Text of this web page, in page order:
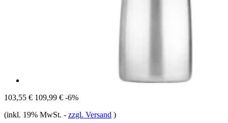
103,55 € 109,99 € -6%
(inkl. 19% MwSt. - zzgl. Versand )